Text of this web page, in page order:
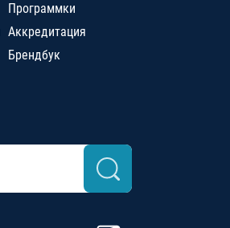
Программки
Аккредитация
Брендбук